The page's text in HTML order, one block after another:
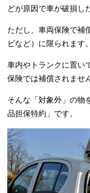
どが原因で車が破損し
ただし、車両保険で補
ビなど）に限られます。
車内やトランクに置い
保険では補償されませ
そんな「対象外」の物
品担保特約」です。